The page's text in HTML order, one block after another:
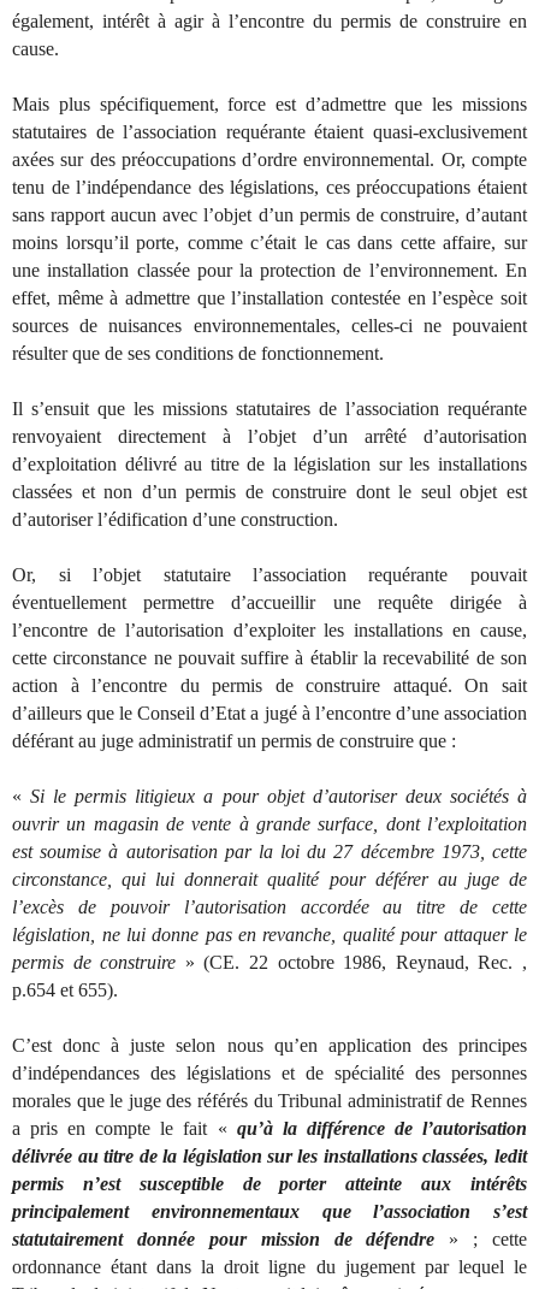
également, intérêt à agir à l’encontre du permis de construire en
cause.
Mais plus spécifiquement, force est d’admettre que les missions
statutaires de l’association requérante étaient quasi-exclusivement
axées sur des préoccupations d’ordre environnemental. Or, compte
tenu de l’indépendance des législations, ces préoccupations étaient
sans rapport aucun avec l’objet d’un permis de construire, d’autant
moins lorsqu’il porte, comme c’était le cas dans cette affaire, sur
une installation classée pour la protection de l’environnement. En
effet, même à admettre que l’installation contestée en l’espèce soit
sources de nuisances environnementales, celles-ci ne pouvaient
résulter que de ses conditions de fonctionnement.
Il s’ensuit que les missions statutaires de l’association requérante
renvoyaient directement à l’objet d’un arrêté d’autorisation
d’exploitation délivré au titre de la législation sur les installations
classées et non d’un permis de construire dont le seul objet est
d’autoriser l’édification d’une construction.
Or, si l’objet statutaire l’association requérante pouvait
éventuellement permettre d’accueillir une requête dirigée à
l’encontre de l’autorisation d’exploiter les installations en cause,
cette circonstance ne pouvait suffire à établir la recevabilité de son
action à l’encontre du permis de construire attaqué. On sait
d’ailleurs que le Conseil d’Etat a jugé à l’encontre d’une association
déférant au juge administratif un permis de construire que :
«Si le permis litigieux a pour objet d’autoriser deux sociétés à
ouvrir un magasin de vente à grande surface, dont l’exploitation
est soumise à autorisation par la loi du 27 décembre 1973, cette
circonstance, qui lui donnerait qualité pour déférer au juge de
l’excès de pouvoir l’autorisation accordée au titre de cette
législation, ne lui donne pas en revanche, qualité pour attaquer le
permis de construire » (CE. 22 octobre 1986, Reynaud, Rec. ,
p.654 et 655).
C’est donc à juste selon nous qu’en application des principes
d’indépendances des législations et de spécialité des personnes
morales que le juge des référés du Tribunal administratif de Rennes
a pris en compte le fait « qu’à la différence de l’autorisation
délivrée au titre de la législation sur les installations classées, ledit
permis n’est susceptible de porter atteinte aux intérêts
principalement environnementaux que l’association s’est
statutairement donnée pour mission de défendre » ; cette
ordonnance étant dans la droit ligne du jugement par lequel le